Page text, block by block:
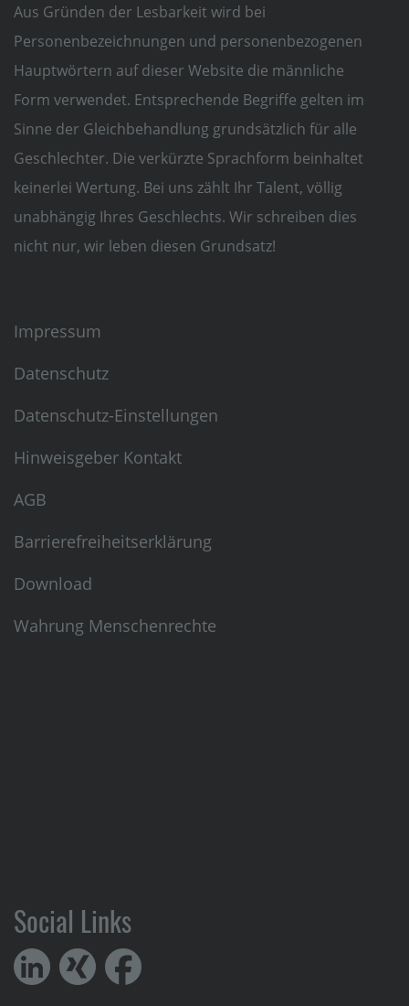
Aus Gründen der Lesbarkeit wird bei
Personenbezeichnungen und personenbezogenen
Hauptwörtern auf dieser Website die männliche
Form verwendet. Entsprechende Begriffe gelten im
Sinne der Gleichbehandlung grundsätzlich für alle
Geschlechter. Die verkürzte Sprachform beinhaltet
keinerlei Wertung. Bei uns zählt Ihr Talent, völlig
unabhängig Ihres Geschlechts. Wir schreiben dies
nicht nur, wir leben diesen Grundsatz!
Impressum
Datenschutz
Datenschutz-Einstellungen
Hinweisgeber Kontakt
AGB
Barrierefreiheitserklärung
Download
Wahrung Menschenrechte
Social Links